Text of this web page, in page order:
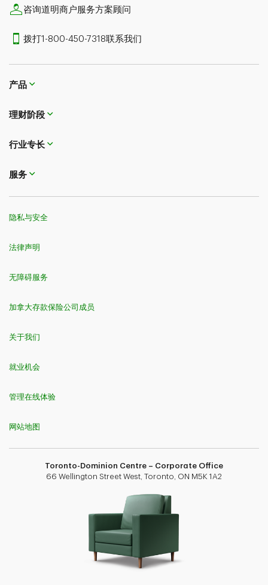
咨询道明商户服务方案顾问
拨打1-800-450-7318联系我们
产品
理财阶段
行业专长
服务
隐私与安全
法律声明
无障碍服务
加拿大存款保险公司成员
关于我们
就业机会
管理在线体验
网站地图
Toronto-Dominion Centre – Corporate Office
66 Wellington Street West, Toronto, ON M5K 1A2